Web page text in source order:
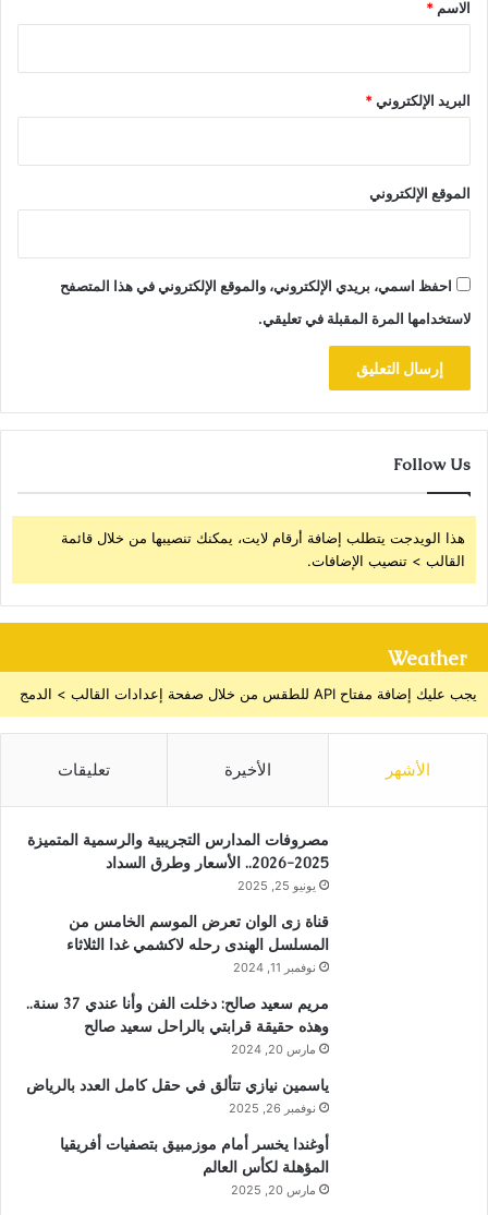
الاسم *
البريد الإلكتروني*
الموقع الإلكتروني
احفظ اسمي، بريدي الإلكتروني، والموقع الإلكتروني في هذا المتصفح
لاستخدامها المرة المقبلة في تعليقي.
Follow Us
هذا الويدجت يتطلب إضافة أرقام لايت، يمكنك تنصيبها من خلال قائمة
القالب > تنصيب الإضافات.
Weather
يجب عليك إضافة مفتاح API للطقس من خلال صفحة إعدادات القالب > الدمج
الأشهر الأخيرة تعليقات
مصروفات المدارس التجريبية والرسمية المتميزة
2025-2026.. الأسعار وطرق السداد
يونيو 25, 2025
قناة زى الوان تعرض الموسم الخامس من
المسلسل الهندى رحله لاكشمي غدا الثلاثاء
نوفمبر 11, 2024
مريم سعيد صالح: دخلت الفن وأنا عندي 37 سنة..
وهذه حقيقة قرابتي بالراحل سعيد صالح
مارس 20, 2024
ياسمين نيازي تتألق في حقل كامل العدد بالرياض
نوفمبر 26, 2025
أوغندا يخسر أمام موزمبيق بتصفيات أفريقيا
المؤهلة لكأس العالم
مارس 20, 2025